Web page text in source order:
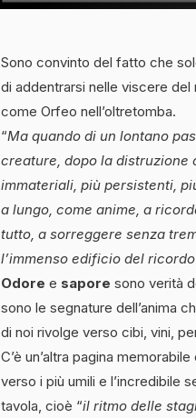
Sono convinto del fatto che
di addentrarsi nelle viscere del
come Orfeo nell’oltretomba.
“Ma quando di un lontano
creature, dopo la distruzione
immateriali, più persistenti,
a lungo, come anime, a
tutto, a sorreggere senza
l’immenso edificio del ricordo
Odore e sapore sono verità
sono le segnature dell’anima
di noi rivolge verso cibi, vini,
C’è un’altra pagina memorabile
verso i più umili e l’incredibile
tavola, cioè “il ritmo delle